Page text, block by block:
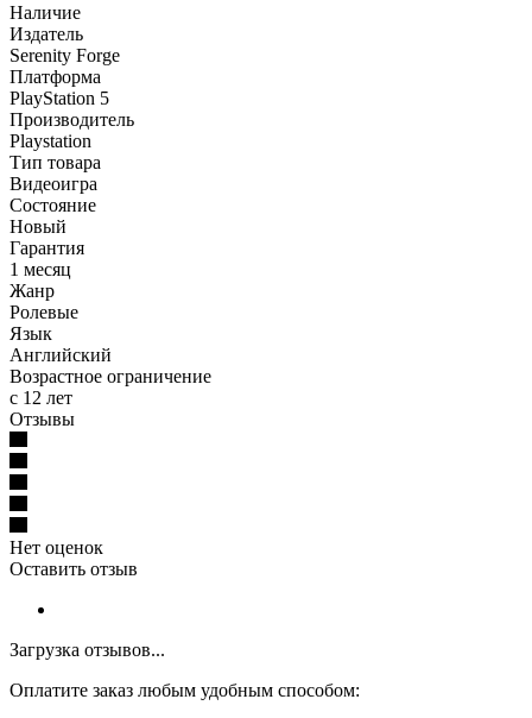
Наличие
Издатель
Serenity Forge
Платформа
PlayStation 5
Производитель
Playstation
Тип товара
Видеоигра
Состояние
Новый
Гарантия
1 месяц
Жанр
Ролевые
Язык
Английский
Возрастное ограничение
с 12 лет
Отзывы
Нет оценок
Оставить отзыв
Загрузка отзывов...
Оплатите заказ любым удобным способом: